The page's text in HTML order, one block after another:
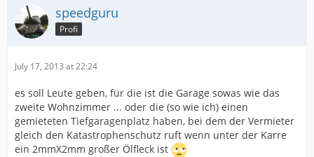
speedguru
Profi
July 17, 2013 at 22:24
es soll Leute geben, für die ist die Garage sowas wie das
zweite Wohnzimmer ... oder die (so wie ich) einen
gemieteten Tiefgaragenplatz haben, bei dem der Vermieter
gleich den Katastrophenschutz ruft wenn unter der Karre
ein 2mmX2mm großer Ölfleck ist